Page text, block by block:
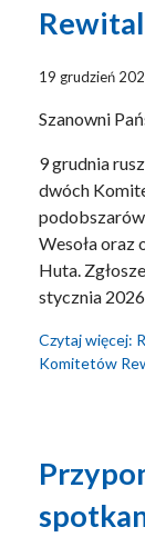
19 grudzień
Szanowni
9 grudnia
dwóch
Wesoła oraz
Huta.
stycznia 2026
Czytaj więcej:
Komitetów